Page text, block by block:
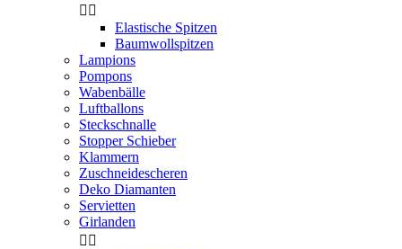
 
Elastische Spitzen
Baumwollspitzen
Lampions
Pompons
Wabenbälle
Luftballons
Steckschnalle
Stopper Schieber
Klammern
Zuschneidescheren
Deko Diamanten
Servietten
Girlanden
 